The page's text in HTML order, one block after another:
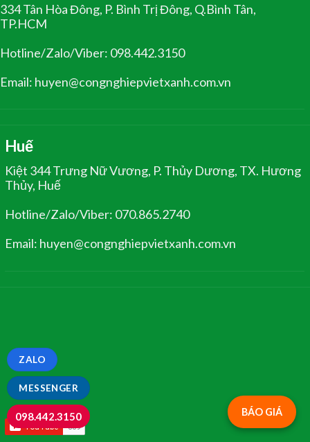
334 Tân Hòa Đông, P. Bình Trị Đông, Q.Bình Tân,
TP.HCM
Hotline/Zalo/Viber: 098.442.3150
Email: huyen@congnghiepvietxanh.com.vn
Huế
Kiệt 344 Trưng Nữ Vương, P. Thủy Dương, TX. Hương
Thủy, Huế
Hotline/Zalo/Viber: 070.865.2740
Email: huyen@congnghiepvietxanh.com.vn
BÁO GIÁ
MESSENGER
ZALO
098.442.3150